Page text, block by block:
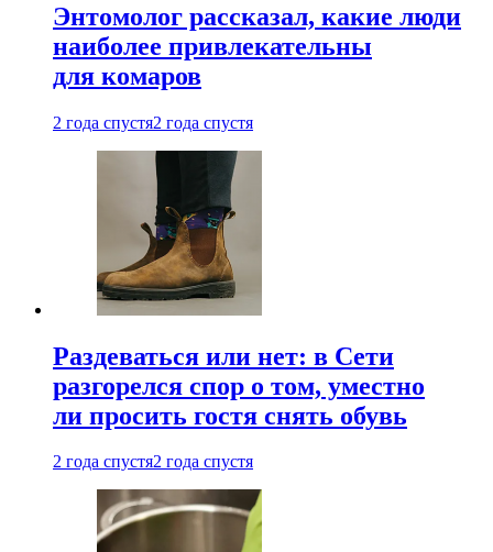
Энтомолог рассказал, какие люди
наиболее привлекательны
для комаров
2 года спустя2 года спустя
Раздеваться или нет: в Сети
разгорелся спор о том, уместно
ли просить гостя снять обувь
2 года спустя2 года спустя